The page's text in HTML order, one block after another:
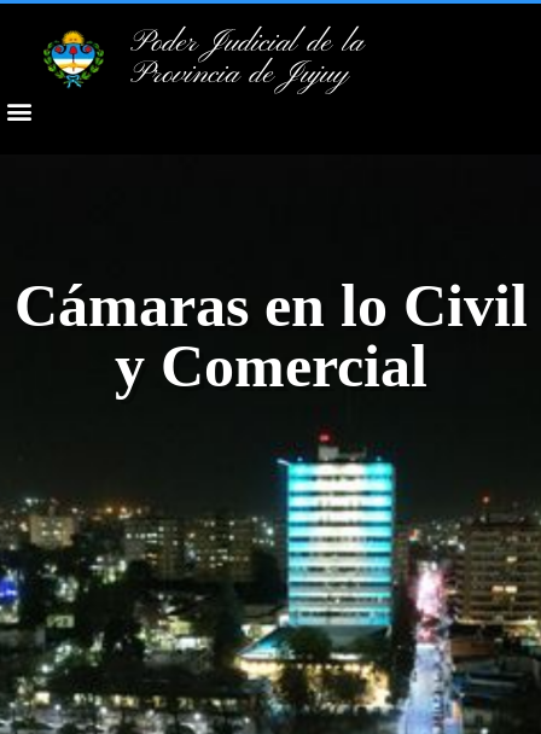
Poder Judicial de la
Provincia de Jujuy
Cámaras en lo Civil
y Comercial